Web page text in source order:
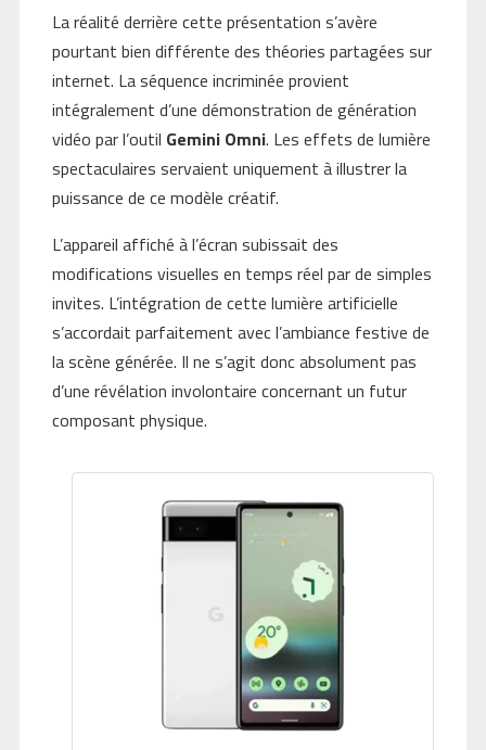
La réalité derrière cette présentation s’avère
pourtant bien différente des théories partagées sur
internet. La séquence incriminée provient
intégralement d’une démonstration de génération
vidéo par l’outil Gemini Omni. Les effets de lumière
spectaculaires servaient uniquement à illustrer la
puissance de ce modèle créatif.
L’appareil affiché à l’écran subissait des
modifications visuelles en temps réel par de simples
invites. L’intégration de cette lumière artificielle
s’accordait parfaitement avec l’ambiance festive de
la scène générée. Il ne s’agit donc absolument pas
d’une révélation involontaire concernant un futur
composant physique.